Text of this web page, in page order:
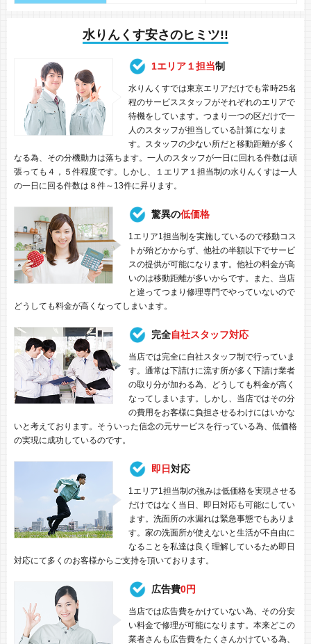
水りんくす安さのヒミツ!!
1エリア１担当制
水りんくすでは東京エリアだけでも常時25名
程のサービススタッフがそれぞれのエリアで
待機をしています。つまり一つの区だけで一
人のスタッフが担当している計算になりま
す。スタッフの少ない所だと移動距離が多く
なる為、その分機動力は落ちます。一人のスタッフが一日に回れる件数は頑
張っても４，５件程度です。しかし、１エリア１担当制の水りんくすは一人
の一日に回る件数は８件～13件に昇ります。
驚異の低価格
1エリア1担当制を実施しているので移動コス
トが殆どかからず、他社の半額以下でサービ
スの提供が可能になります。他社の料金が高
いのは移動距離が多いからです。また、当店
と違ってつまり修理専門でやっていないので
どうしても料金が高くなってしまいます。
完全自社スタッフ対応
当店では完全に自社スタッフ制で行っていま
す。通常は下請けに流す所が多く下請け業者
の取り分が加わる為、どうしても料金が高く
なってしまいます。しかし、当店ではその分
の費用をお客様に負担させるわけにはいかな
いと考えております。そういった信念の元サービスを行っている為、低価格
の実現に成功しているのです。
即日対応
1エリア1担当制の強みは低価格を実現させる
だけではなく当日、即日対応も可能にしてい
ます。洗面所の水漏れは緊急事態でもありま
す。家の洗面所が使えないと生活が不自由に
なることを私達は良く理解しているため即日
対応にて多くのお客様からご支持を頂いております。
広告費0円
当店では広告費をかけていない為、その分安
い料金で修理が可能になります。本来どこの
業者さんも広告費をたくさんかけている為、